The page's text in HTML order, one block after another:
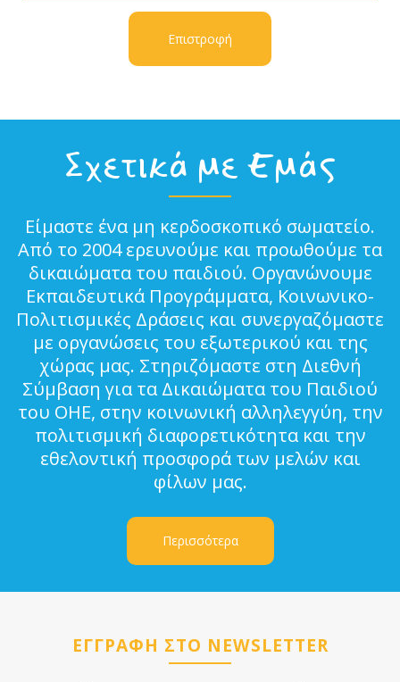
Επιστροφή
Σχετικά με Εμάς
Είμαστε ένα μη κερδοσκοπικό σωματείο.
Από το 2004 ερευνούμε και προωθούμε τα
δικαιώματα του παιδιού. Οργανώνουμε
Εκπαιδευτικά Προγράμματα, Κοινωνικο-
Πολιτισμικές Δράσεις και συνεργαζόμαστε
με οργανώσεις του εξωτερικού και της
χώρας μας. Στηριζόμαστε στη Διεθνή
Σύμβαση για τα Δικαιώματα του Παιδιού
του ΟΗΕ, στην κοινωνική αλληλεγγύη, την
πολιτισμική διαφορετικότητα και την
εθελοντική προσφορά των μελών και
φίλων μας.
Περισσότερα
ΕΓΓΡΑΦΗ ΣΤΟ NEWSLETTER